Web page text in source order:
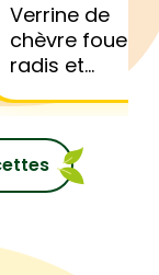
Verrine de
chèvre fouetté,
radis et